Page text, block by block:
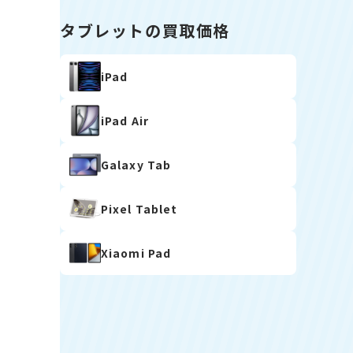
タブレットの買取価格
iPad
iPad Air
Galaxy Tab
Pixel Tablet
Xiaomi Pad